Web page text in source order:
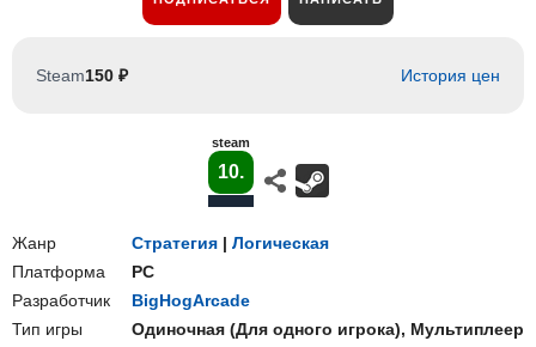
Steam150 ₽ История цен
steam
10.
Жанр Стратегия | Логическая
Платформа
PC
Разработчик
BigHogArcade
Тип игры
Одиночная (Для одного игрока), Мультиплеер